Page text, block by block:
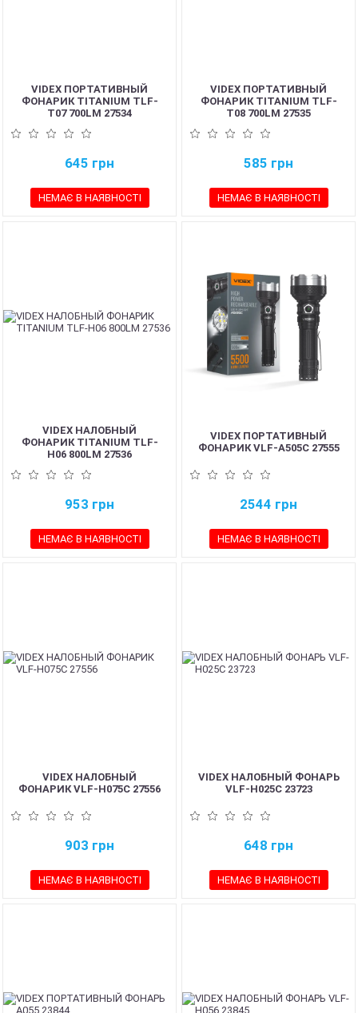
VIDEX ПОРТАТИВНЫЙ
ФОНАРИК TITANIUM TLF-
T07 700LM 27534
645 грн
НЕМАЄ В НАЯВНОСТІ
VIDEX ПОРТАТИВНЫЙ
ФОНАРИК TITANIUM TLF-
T08 700LM 27535
585 грн
НЕМАЄ В НАЯВНОСТІ
VIDEX НАЛОБНЫЙ
ФОНАРИК TITANIUM TLF-
H06 800LM 27536
953 грн
НЕМАЄ В НАЯВНОСТІ
VIDEX ПОРТАТИВНЫЙ
ФОНАРИК VLF-A505C 27555
2544 грн
НЕМАЄ В НАЯВНОСТІ
VIDEX НАЛОБНЫЙ
ФОНАРИК VLF-H075C 27556
903 грн
НЕМАЄ В НАЯВНОСТІ
VIDEX НАЛОБНЫЙ ФОНАРЬ
VLF-H025C 23723
648 грн
НЕМАЄ В НАЯВНОСТІ